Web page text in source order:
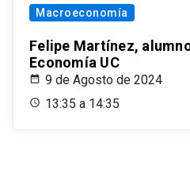
Macroeconomía
Felipe Martínez,
Economía UC
9 de Agosto de 2024
13:35 a 14:35